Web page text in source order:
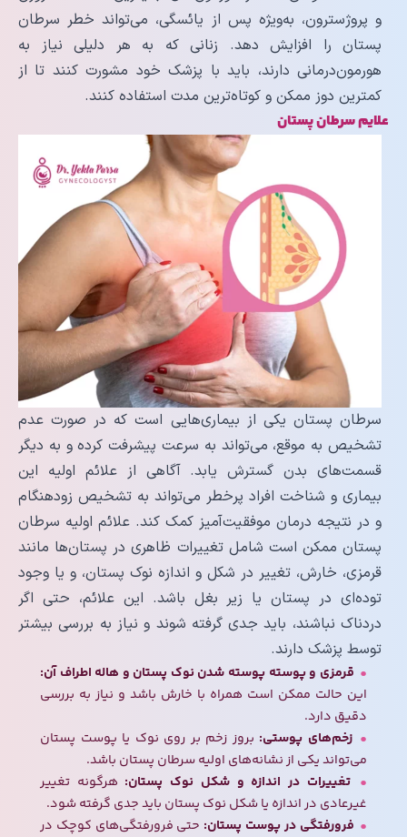
و پروژسترون، به‌ویژه پس از یائسگی، می‌تواند خطر سرطان
پستان را افزایش دهد. زنانی که به هر دلیلی نیاز به
هورمون‌درمانی دارند، باید با پزشک خود مشورت کنند تا از
کمترین دوز ممکن و کوتاه‌ترین مدت استفاده کنند.
علایم سرطان پستان
سرطان پستان یکی از بیماری‌هایی است که در صورت عدم
تشخیص به موقع، می‌تواند به سرعت پیشرفت کرده و به دیگر
قسمت‌های بدن گسترش یابد. آگاهی از علائم اولیه این
بیماری و شناخت افراد پرخطر می‌تواند به تشخیص زودهنگام
و در نتیجه درمان موفقیت‌آمیز کمک کند. علائم اولیه سرطان
پستان ممکن است شامل تغییرات ظاهری در پستان‌ها مانند
قرمزی، خارش، تغییر در شکل و اندازه نوک پستان، و یا وجود
توده‌ای در پستان یا زیر بغل باشد. این علائم، حتی اگر
دردناک نباشند، باید جدی گرفته شوند و نیاز به بررسی بیشتر
توسط پزشک دارند.
قرمزی و پوسته پوسته شدن نوک پستان و هاله اطراف آن:
این حالت ممکن است همراه با خارش باشد و نیاز به بررسی
دقیق دارد.
زخم‌های پوستی: بروز زخم بر روی نوک یا پوست پستان
می‌تواند یکی از نشانه‌های اولیه سرطان پستان باشد.
تغییرات در اندازه و شکل نوک پستان: هرگونه تغییر
غیرعادی در اندازه یا شکل نوک پستان باید جدی گرفته شود.
فرورفتگی در پوست پستان: حتی فرورفتگی‌های کوچک در